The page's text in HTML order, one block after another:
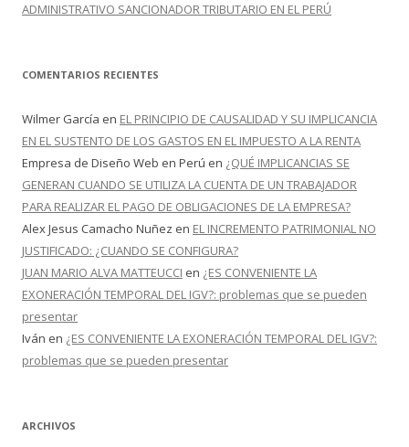
ADMINISTRATIVO SANCIONADOR TRIBUTARIO EN EL PERÚ
COMENTARIOS RECIENTES
Wilmer García en EL PRINCIPIO DE CAUSALIDAD Y SU IMPLICANCIA
EN EL SUSTENTO DE LOS GASTOS EN EL IMPUESTO A LA RENTA
Empresa de Diseño Web en Perú en ¿QUÉ IMPLICANCIAS SE
GENERAN CUANDO SE UTILIZA LA CUENTA DE UN TRABAJADOR
PARA REALIZAR EL PAGO DE OBLIGACIONES DE LA EMPRESA?
Alex Jesus Camacho Nuñez en EL INCREMENTO PATRIMONIAL NO
JUSTIFICADO: ¿CUANDO SE CONFIGURA?
JUAN MARIO ALVA MATTEUCCI en ¿ES CONVENIENTE LA
EXONERACIÓN TEMPORAL DEL IGV?: problemas que se pueden
presentar
Iván en ¿ES CONVENIENTE LA EXONERACIÓN TEMPORAL DEL IGV?:
problemas que se pueden presentar
ARCHIVOS